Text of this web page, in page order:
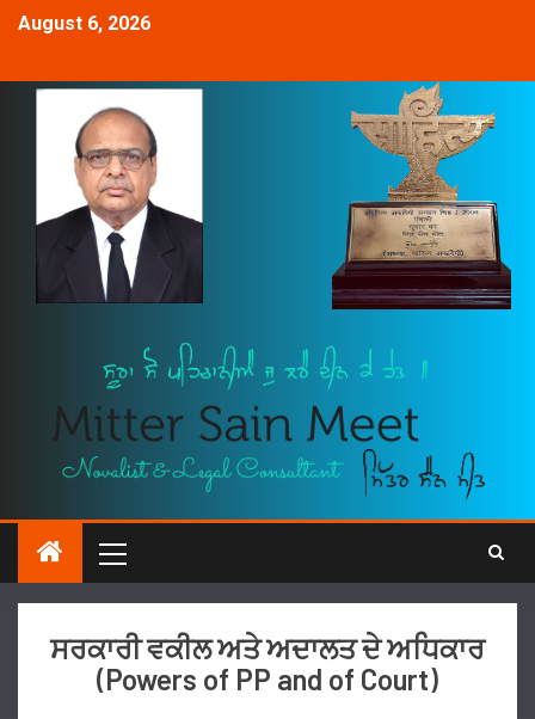
August 6, 2026
ਸਰਕਾਰੀ ਵਕੀਲ ਅਤੇ ਅਦਾਲਤ ਦੇ ਅਧਿਕਾਰ
(Powers of PP and of Court)